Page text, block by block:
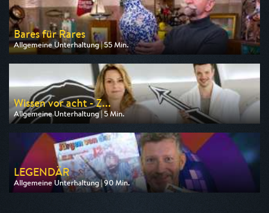
Bares für Rares
Allgemeine Unterhaltung | 55 Min.
Ausgestrahlt von ZDF
am 07.08.2026, 15:05
Wissen vor acht - Z...
Allgemeine Unterhaltung | 5 Min.
Ausgestrahlt von ARD
am 07.08.2026, 19:45
LEGENDÄR
Allgemeine Unterhaltung | 90 Min.
Ausgestrahlt von WDR